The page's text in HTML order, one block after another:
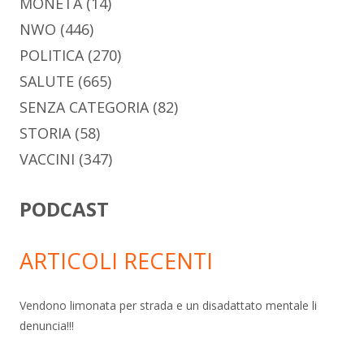
NWO (446)
POLITICA(270)
SALUTE (665)
SENZA CATEGORIA(82)
STORIA(58)
VACCINI (347)
PODCAST
ARTICOLI RECENTI
Vendono limonata per strada e un disadattato mentale li
denuncia!!!